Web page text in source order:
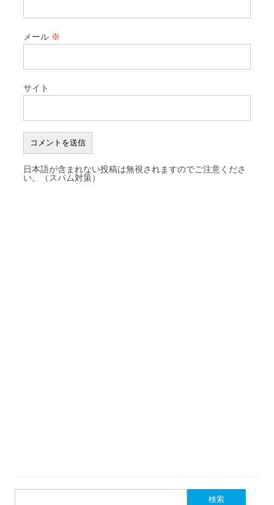
メール ※
サイト
日本語が含まれない投稿は無視されますのでご注意くださ
い。（スパム対策）